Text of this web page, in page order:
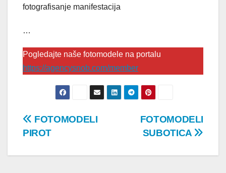
fotografisanje manifestacija
…
Pogledajte naše fotomodele na portalu
https://agencysnob.com/member
Post
FOTOMODELI
SUBOTICA
FOTOMODELI
PIROT